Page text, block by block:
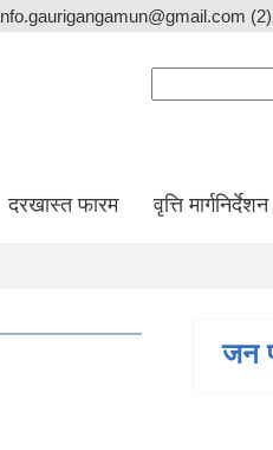
दरखास्त फारम वृत्ति
जन